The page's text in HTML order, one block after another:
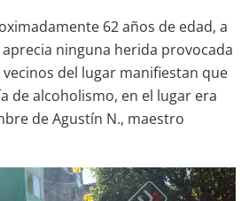
62 años de edad, a
ninguna herida provocada
del lugar manifiestan que
de alcoholismo, en el lugar era
de Agustín N., maestro